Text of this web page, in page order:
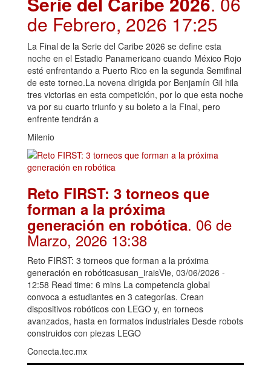
de Febrero, 2026 17:25
La Final de la Serie del Caribe 2026 se define esta
noche en el Estadio Panamericano cuando México Rojo
esté enfrentando a Puerto Rico en la segunda Semifinal
de este torneo.La novena dirigida por Benjamín Gil hila
tres victorias en esta competición, por lo que esta noche
va por su cuarto triunfo y su boleto a la Final, pero
enfrente tendrán a
Milenio
Reto FIRST: 3 torneos que
forman a la próxima
generación en robótica. 06 de
Marzo, 2026 13:38
Reto FIRST: 3 torneos que forman a la próxima
generación en robóticasusan_iraisVie, 03/06/2026 -
12:58 Read time: 6 mins La competencia global
convoca a estudiantes en 3 categorías. Crean
dispositivos robóticos con LEGO y, en torneos
avanzados, hasta en formatos industriales Desde robots
construidos con piezas LEGO
Conecta.tec.mx